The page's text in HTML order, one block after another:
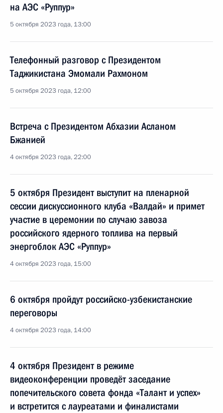
на АЭС «Руппур»
5 октября 2023 года, 13:00
Телефонный разговор с Президентом
Таджикистана Эмомали Рахмоном
5 октября 2023 года, 12:00
Встреча с Президентом Абхазии Асланом
Бжанией
4 октября 2023 года, 22:00
5 октября Президент выступит на пленарной
сессии дискуссионного клуба «Валдай» и примет
участие в церемонии по случаю завоза
российского ядерного топлива на первый
энергоблок АЭС «Руппур»
4 октября 2023 года, 15:00
6 октября пройдут российско-узбекистанские
переговоры
4 октября 2023 года, 14:00
4 октября Президент в режиме
видеоконференции проведёт заседание
попечительского совета фонда «Талант и успех»
и встретится с лауреатами и финалистами